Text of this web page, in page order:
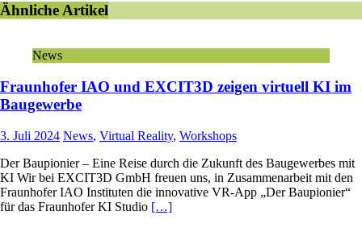
Ähnliche Artikel
News
Fraunhofer IAO und EXCIT3D zeigen virtuell KI im
Baugewerbe
3. Juli 2024 News, Virtual Reality, Workshops
Der Baupionier – Eine Reise durch die Zukunft des Baugewerbes mit
KI Wir bei EXCIT3D GmbH freuen uns, in Zusammenarbeit mit den
Fraunhofer IAO Instituten die innovative VR-App „Der Baupionier“
für das Fraunhofer KI Studio […]